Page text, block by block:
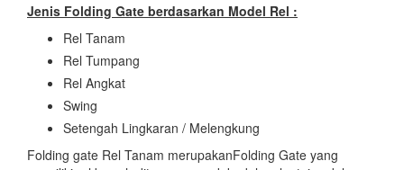
Jenis Folding Gate berdasarkan Model Rel :
Rel Tanam
Rel Tumpang
Rel Angkat
Swing
Setengah Lingkaran / Melengkung
Folding gate Rel Tanam merupakanFolding Gate yang